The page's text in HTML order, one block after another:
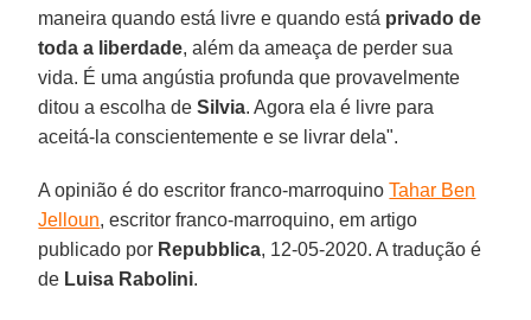
maneira quando está livre e quando está privado de
toda a liberdade, além da ameaça de perder sua
vida. É uma angústia profunda que provavelmente
ditou a escolha deSilvia. Agora ela é livre para
aceitá-la conscientemente e se livrar dela".
A opinião é do escritor franco-marroquinoTahar Ben
Jelloun, escritor franco-marroquino, em artigo
publicado por Repubblica, 12-05-2020. A tradução é
de Luisa Rabolini.